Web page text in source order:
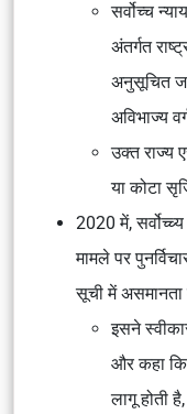
सर्वोच्च
अंतर्गत
अनुसूचित
अविभाज्य
उक्त राज्य
या कोटा
2020 में,
मामले पर
सूची में असमानता
इसने
और कहा कि
लागू होती